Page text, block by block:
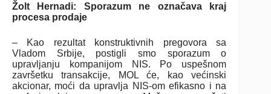
Žolt Hernadi: Sporazum ne označava kraj
procesa prodaje
– Kao rezultat konstruktivnih pregovora sa
Vladom Srbije, postigli smo sporazum o
upravljanju kompanijom NIS. Po uspešnom
završetku transakcije, MOL će, kao većinski
akcionar, moći da upravlja NIS-om efikasno i na